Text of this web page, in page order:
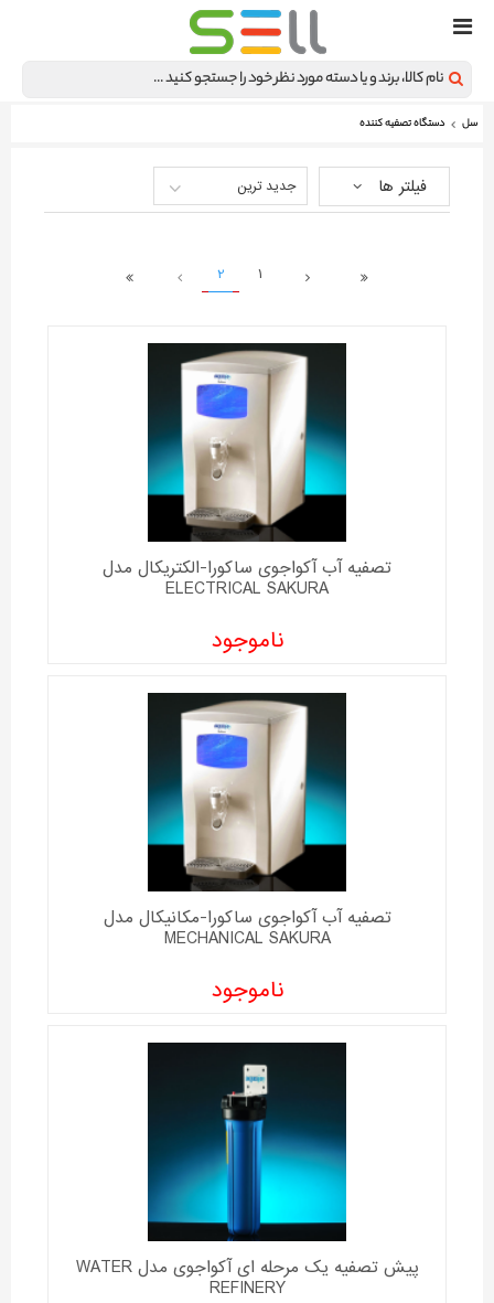
سل دستگاه تصفیه کننده
فیلتر ها جدید ترین
1
2
تصفیه آب آکواجوی ساکورا-الکتریکال مدل
ELECTRICAL SAKURA
ناموجود
تصفیه آب آکواجوی ساکورا-مکانیکال مدل
MECHANICAL SAKURA
ناموجود
پیش تصفیه یک مرحله ای آکواجوی مدل WATER
REFINERY